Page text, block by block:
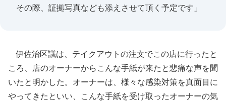
その際、証拠写真なども添えさせて頂く予定です」
伊佐治区議は、テイクアウトの注文でこの店に行ったと
ころ、店のオーナーからこんな手紙が来たと悲痛な声を聞
いたと明かした。オーナーは、様々な感染対策を真面目に
やってきたといい、こんな手紙を受け取ったオーナーの気